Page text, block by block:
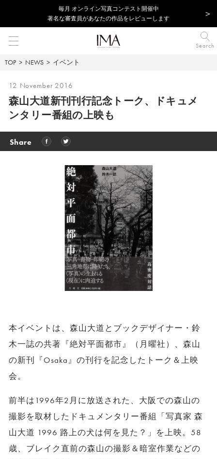
毎⽉ オンライン写真コンテスト開催中
著名な審査員があなたの作品をレビューします
Search
TOP NEWS イベント
12 November 2016
森山大道新刊刊行記念トーク、ドキュメ
ンタリー番組の上映も
Share
本イベントは、森山大道とブックデザイナー・鈴
木一誌の共著『絶対平面都市』（月曜社）、森山
の新刊『Osaka』の刊行を記念したトーク＆上映
会。
前半は1996年2月に放送された、大阪での森山の
撮影を取材したドキュメンタリー番組「写真家 森
山大道 1996 路上の犬は何を見た？」を上映。58
歳、ブレイク直前の森山の撮影＆暗室作業などの